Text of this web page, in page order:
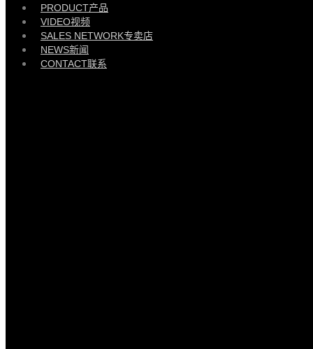
PRODUCT产品
VIDEO视频
SALES NETWORK专卖店
NEWS新闻
CONTACT联系